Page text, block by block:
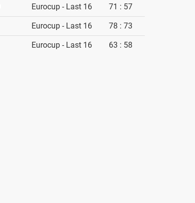
Eurocup - Last 16 71 : 57
Eurocup - Last 16 78 : 73
Eurocup - Last 16 63 : 58